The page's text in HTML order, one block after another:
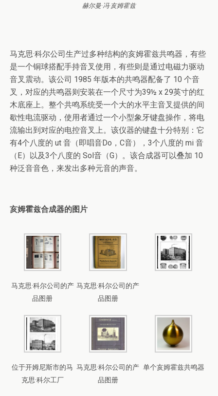
赫尔曼·冯·亥姆霍兹
马克思·科尔公司生产过多种结构的亥姆霍兹共鸣器，有些
是一个铜球搭配手持音叉使用，有些则是通过电磁力驱动
音叉震动。该公司 1985 年版本的共鸣器配备了 10 个音
叉，对应的共鸣器则安装在一个尺寸为39½ x 29英寸的红
木底座上。整个共鸣系统受一个大的水平主音叉提供的间
歇性电流驱动，使用者通过一个小型象牙键盘操作，将电
流输出到对应的电控音叉上。该仪器的键盘十分特别：它
有4个八度的 ut 音（即唱音Do，C音），3个八度的 mi 音
（E）以及3个八度的 Sol音（G）。该合成器可以叠加 10
种泛音音色，来发出多种元音的声音。
亥姆霍兹合成器的图片
马克思·科尔公司的产
品图册
马克思·科尔公司的产
品图册
位于开姆尼斯市的马
克思·科尔工厂
马克思·科尔公司的产
品图册
单个亥姆霍兹共鸣器